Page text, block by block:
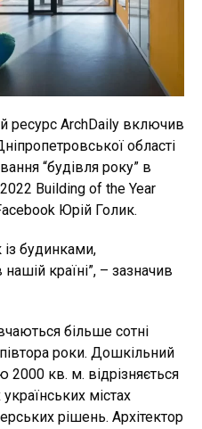
ресурс АrchDaily включив
області
“будівля року” в
Building of the Year
Юрій Голик.
будинками,
країні”, – зазначив
більше сотні
півтора роки. Дошкільний
кв. м. відрізняється
містах
рішень. Архітектор